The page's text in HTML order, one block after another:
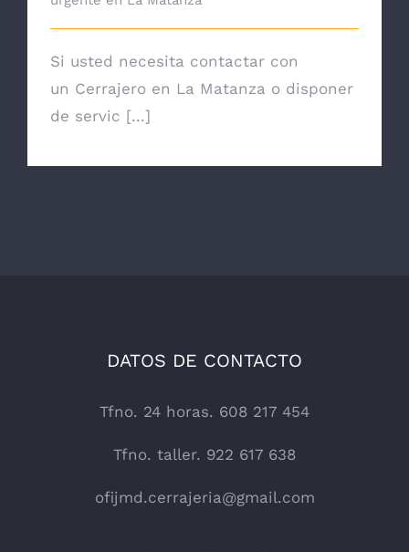
Si usted necesita contactar con
un Cerrajero en La Matanza o disponer
de servic [...]
DATOS DE CONTACTO
Tfno. 24 horas. 608 217 454
Tfno. taller. 922 617 638
ofijmd.cerrajeria@gmail.com